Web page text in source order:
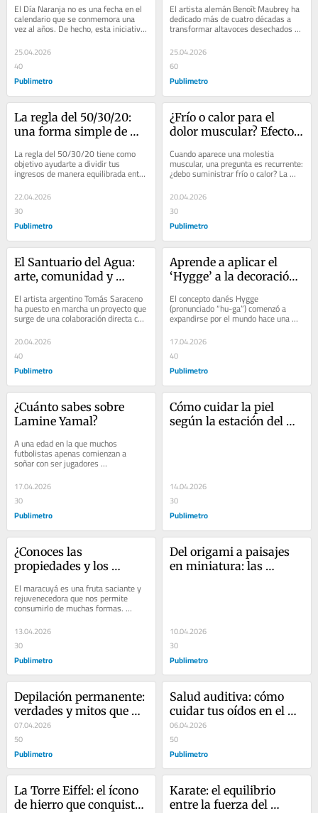
El Día Naranja no es una fecha en el
calendario que se conmemora una
vez al años. De hecho, esta iniciativa
de la Organización de las Naciones...
25.04.2026
40
Publimetro
El artista alemán Benoît Maubrey ha
dedicado más de cuatro décadas a
transformar altavoces desechados en
interactivas. A...
25.04.2026
60
Publimetro
La regla del 50/30/20:
una forma simple de
finanzas
La regla del 50/30/20 tiene como
objetivo ayudarte a dividir tus
ingresos de manera equilibrada entre
tres categorías: gastos básicos,
deudas o...
22.04.2026
30
Publimetro
¿Frío o calor para el
dolor muscular? Efectos
opción
Cuando aparece una molestia
muscular, una pregunta es recurrente:
¿debo suministrar frío o calor? La
respuesta no siempre es simple,
pero es clave...
20.04.2026
30
Publimetro
El Santuario del Agua:
arte, comunidad y
argentino
El artista argentino Tomás Saraceno
ha puesto en marcha un proyecto que
surge de una colaboración directa con
comunidades indígenas locales,...
20.04.2026
40
Publimetro
Aprende a aplicar el
‘Hygge’ a la decoración
El concepto danés Hygge
(pronunciado “hu-ga”) comenzó a
expandirse por el mundo hace una
década, transmitiendo la idea de
hallar comodidad y...
17.04.2026
40
Publimetro
¿Cuánto sabes sobre
Lamine Yamal?
A una edad en la que muchos
futbolistas apenas comienzan a
soñar con ser jugadores
profesionales, Lamine Yamal ya es
protagonista en uno de los...
17.04.2026
30
Publimetro
Cómo cuidar la piel
según la estación del
14.04.2026
30
Publimetro
¿Conoces las
propiedades y los
maracuyá?
El maracuyá es una fruta saciante y
rejuvenecedora que nos permite
consumirlo de muchas formas.
postres y zumos,...
13.04.2026
30
Publimetro
Del origami a paisajes
en miniatura: las
10.04.2026
30
Publimetro
Depilación permanente:
verdades y mitos que
debes conocer
07.04.2026
50
Publimetro
Salud auditiva: cómo
cuidar tus oídos en el
día a día
06.04.2026
50
Publimetro
La Torre Eiffel: el ícono
de hierro que conquistó
Karate: el equilibrio
entre la fuerza del